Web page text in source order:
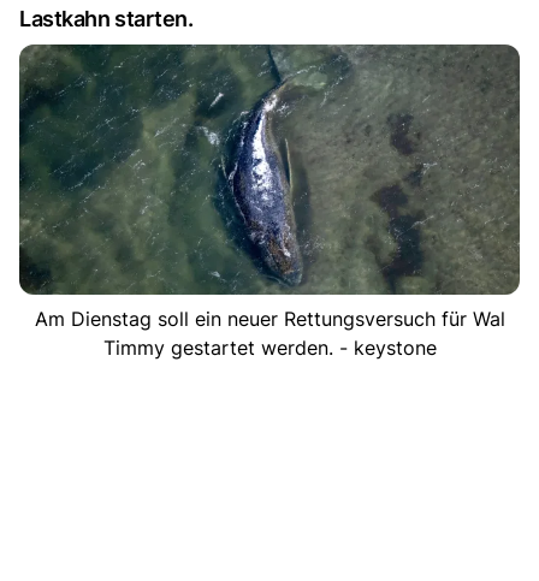
Lastkahn starten.
Am Dienstag soll ein neuer Rettungsversuch für Wal
Timmy gestartet werden. - keystone